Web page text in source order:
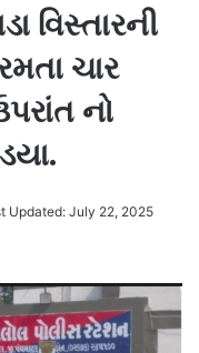
વિસ્તારની
ચાર
નો
Updated: July 22, 2025